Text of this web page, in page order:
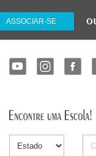
ASSOCIAR-SE